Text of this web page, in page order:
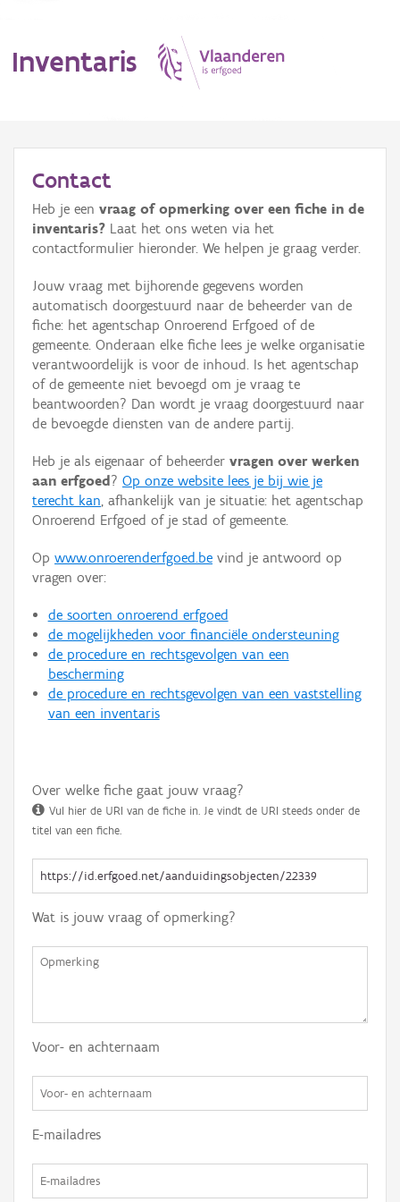
Inventaris
Erfgoedobject
Aanduidingsobject
Waarneming
Thema
Gebeurtenis
Persoon of collectief
Hergebruik
Aanmelden
Contact
Heb je een vraag of opmerking over een fiche in de
inventaris? Laat het ons weten via het
contactformulier hieronder. We helpen je graag verder.
Jouw vraag met bijhorende gegevens worden
automatisch doorgestuurd naar de beheerder van de
fiche: het agentschap Onroerend Erfgoed of de
gemeente. Onderaan elke fiche lees je welke organisatie
verantwoordelijk is voor de inhoud. Is het agentschap
of de gemeente niet bevoegd om je vraag te
beantwoorden? Dan wordt je vraag doorgestuurd naar
de bevoegde diensten van de andere partij.
Heb je als eigenaar of beheerder vragen over werken
aan erfgoed ? Op onze website lees je bij wie je
terecht kan, afhankelijk van je situatie: het agentschap
Onroerend Erfgoed of je stad of gemeente.
Op www.onroerenderfgoed.be vind je antwoord op
vragen over:
de soorten onroerend erfgoed
de mogelijkheden voor financiële ondersteuning
de procedure en rechtsgevolgen van een
bescherming
de procedure en rechtsgevolgen van een vaststelling
van een inventaris
Over welke fiche gaat jouw vraag?
Vul hier de URI van de fiche in. Je vindt de URI steeds onder de
titel van een fiche.
Wat is jouw vraag of opmerking?
Voor- en achternaam
E-mailadres